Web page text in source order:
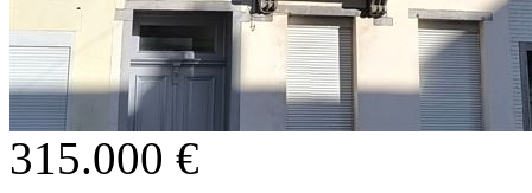
315.000 €